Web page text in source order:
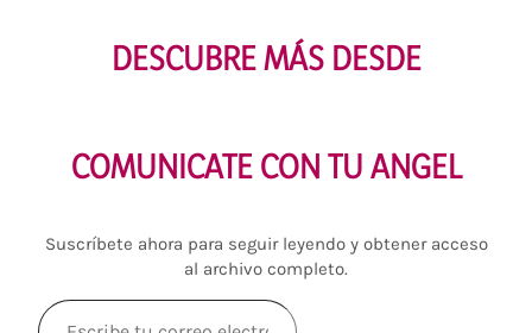
DESCUBRE MÁS DESDE
COMUNICATE CON TU ANGEL
Suscríbete ahora para seguir leyendo y obtener acceso
al archivo completo.
Escribe